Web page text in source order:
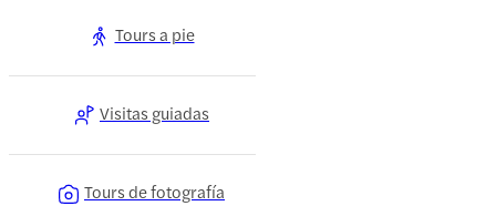
Tours a pie
Visitas guiadas
Tours de fotografía